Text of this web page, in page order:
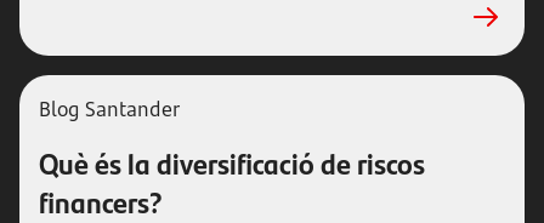
Blog Santander
Què és la diversificació de riscos
financers?